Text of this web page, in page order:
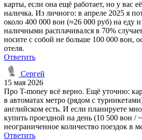
карты, если она ещё работает, но у вас
наличка. Из личного: в апреле 2025 я
около 400 000 вон (≈26 000 руб) на еду и
наличными расплачивался в 70%
носите с собой не больше 100 000 вон,
отеля.
Ответить
Сергей
15 мая 2026
Про T-money всё верно. Ещё уточню:
в автоматах метро (рядом с
английском есть. И если планируете
купить проездной на день (10 500 вон /
неограниченное количество поездок в
Ответить